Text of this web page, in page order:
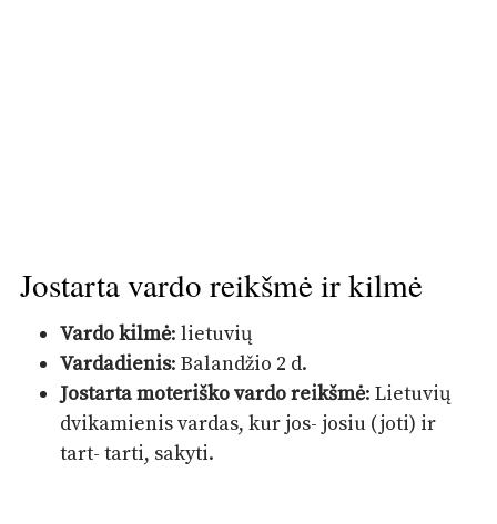
Jostarta vardo reikšmė ir kilmė
Vardo kilmė: lietuvių
Vardadienis: Balandžio 2 d.
Jostarta moteriško vardo reikšmė: Lietuvių
dvikamienis vardas, kur jos- josiu (joti) ir
tart- tarti, sakyti.